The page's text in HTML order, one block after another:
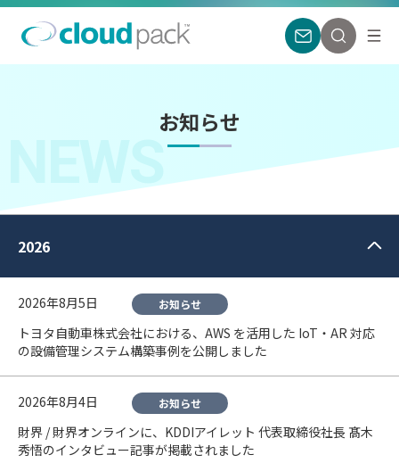
お知らせ
2026
2026年8月5日 お知らせ
トヨタ自動車株式会社における、AWS を活用した IoT・AR 対応
の設備管理システム構築事例を公開しました
2026年8月4日 お知らせ
財界 / 財界オンラインに、KDDIアイレット 代表取締役社長 髙木
秀悟のインタビュー記事が掲載されました